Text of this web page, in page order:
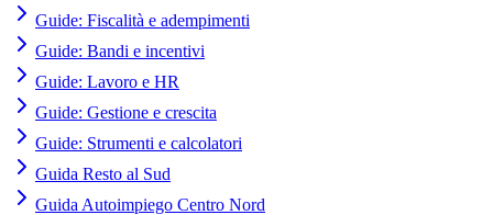
Guide: Fiscalità e adempimenti
Guide: Bandi e incentivi
Guide: Lavoro e HR
Guide: Gestione e crescita
Guide: Strumenti e calcolatori
Guida Resto al Sud
Guida Autoimpiego Centro Nord